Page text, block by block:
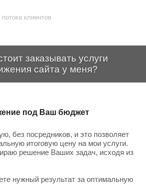
клиентов
заказывать услуги
сайта у меня?
под Ваш бюджет
без посредников, и это позволяет
итоговую цену на мои услуги.
решение Ваших задач, исходя из
нужный результат за оптимальную